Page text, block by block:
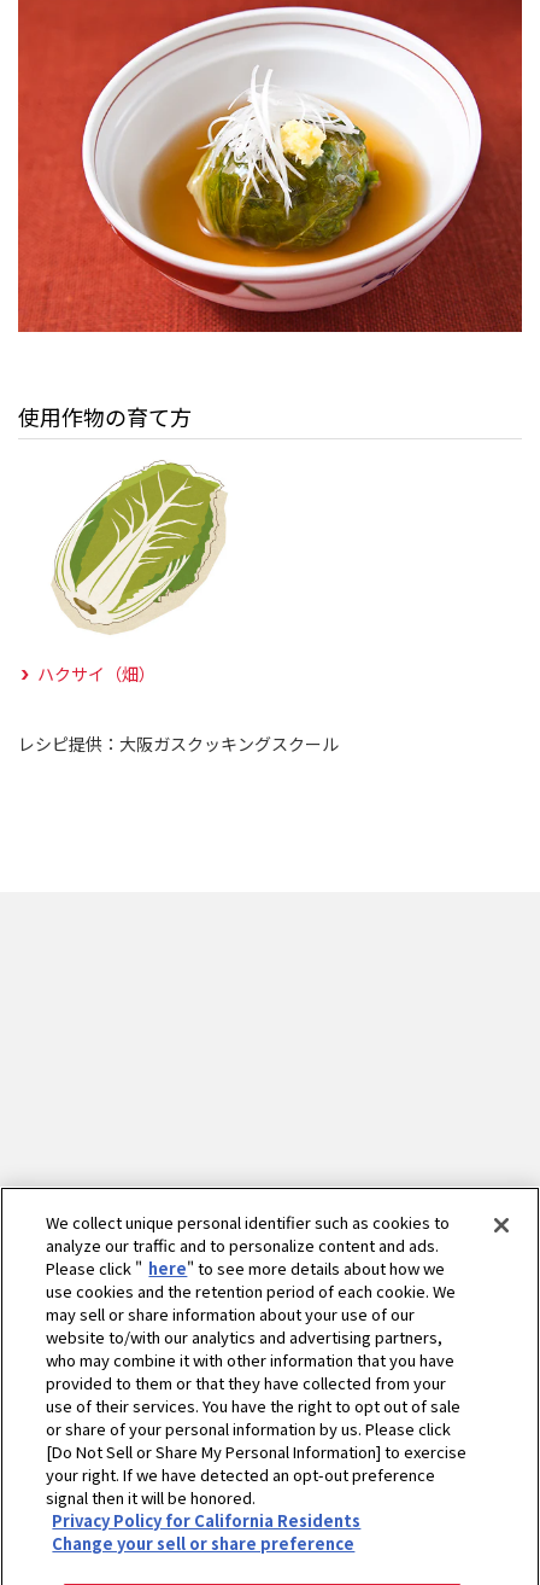
使用作物の育て方
ハクサイ（畑）
レシピ提供：大阪ガスクッキングスクール
ホーム 農業 わたしのアグリライフ
ごちレシピ
蟹シュウマイのハクサイロール
プライバシーポリシー クッキーポリシー
We collect unique personal identifier such as cookies to
analyze our traffic and to personalize content and ads.
Please click " here" to see more details about how we
use cookies and the retention period of each cookie. We
may sell or share information about your use of our
website to/with our analytics and advertising partners,
who may combine it with other information that you have
provided to them or that they have collected from your
use of their services. You have the right to opt out of sale
or share of your personal information by us. Please click
[Do Not Sell or Share My Personal Information] to exercise
your right. If we have detected an opt-out preference
signal then it will be honored.
Privacy Policy for California Residents
Change your sell or share preference